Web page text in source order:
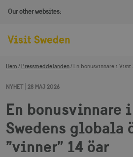
Our other websites:
Hem Pressmeddelanden En bonusvinnare i
NYHET 28 MAJ 2026
En bonusvinnare
Swedens
”vinner” 14 öar